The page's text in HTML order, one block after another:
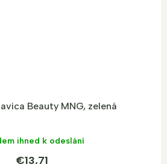
Beauty MNG, zelená
ihned k odeslání
€13,71